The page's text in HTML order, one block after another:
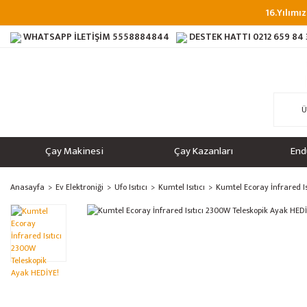
WHATSAPP İLETİŞİM 5558884844 DESTEK HATTI 0212 659 84
Çay Makinesi Çay Kazanları
Anasayfa Ev Elektroniği Ufo Isıtıcı Kumtel Isıtıcı Kumtel Ecoray İnfrared